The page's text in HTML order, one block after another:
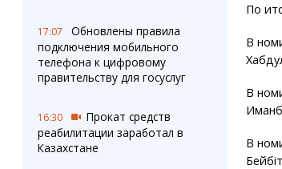
17:07
Обновлены правила
подключения мобильного
телефона к цифровому
правительству для госуслуг
16:30
Прокат средств
реабилитации заработал в
Казахстане
По
В
В
В